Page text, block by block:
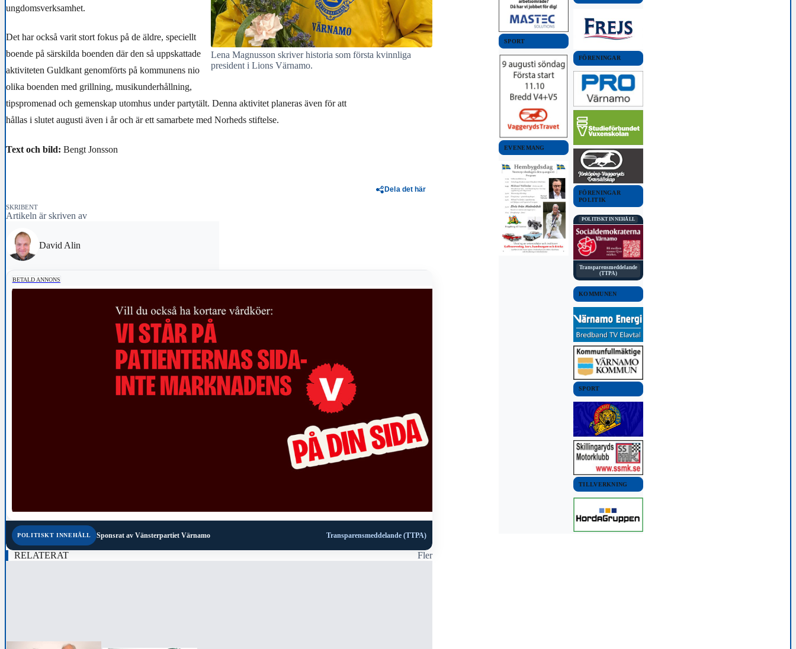
Lena Magnusson skriver historia som första kvinnliga
president i Lions Värnamo.
ungdomsverksamhet.
Det har också varit stort fokus på de äldre, speciellt
boende på särskilda boenden där den så uppskattade
aktiviteten Guldkant genomförts på kommunens nio
olika boenden med grillning, musikunderhållning,
tipspromenad och gemenskap utomhus under partytält. Denna aktivitet planeras även för att
hållas i slutet augusti även i år och är ett samarbete med Norheds stiftelse.
Text och bild: Bengt Jonsson
Dela det här
SKRIBENT
Artikeln är skriven av
David Alin
BETALD ANNONS
POLITISKT INNEHÅLL Sponsrat av Vänsterpartiet Värnamo Transparensmeddelande (TTPA)
RELATERAT Fler
SPORT
EVENEMANG
FÖRENINGAR
FÖRENINGAR
POLITIK
POLITISKT INNEHÅLL
Transparensmeddelande
(TTPA)
KOMMUNEN
SPORT
TILLVERKNING